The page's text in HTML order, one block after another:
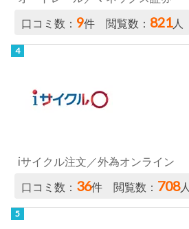
口コミ数： 9件 閲覧数： 821人
iサイクル注文／外為オンライン
口コミ数： 36件 閲覧数： 708人